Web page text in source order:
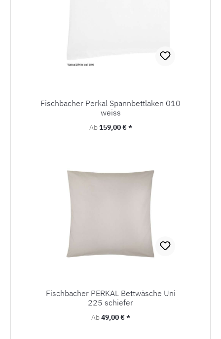
Fischbacher Perkal Spannbettlaken 010
weiss
Regulärer Preis:
Ab159,00 € *
Fischbacher PERKAL Bettwäsche Uni
225 schiefer
Regulärer Preis:
Ab49,00 € *